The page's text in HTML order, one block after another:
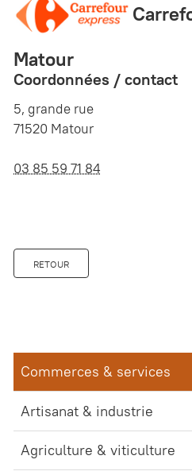
Commerces & services
Artisanat & industrie
Agriculture & viticulture
Matour
Coordonnées / contact
5, grande rue
71520 Matour
03 85 59 71 84
RETOUR